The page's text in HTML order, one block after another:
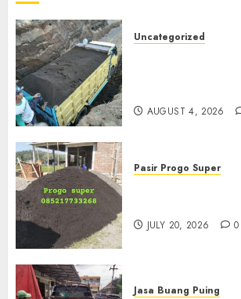
Uncategorized
AUGUST 4, 2026
Pasir Progo Super
JULY 20, 2026 0
Jasa Buang Puing